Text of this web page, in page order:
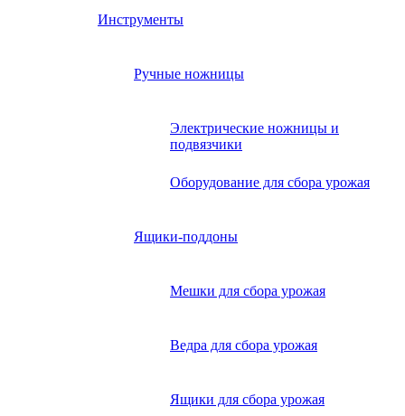
Инструменты
Ручные ножницы
Электрические ножницы и
подвязчики
Оборудование для сбора урожая
Ящики-поддоны
Мешки для сбора урожая
Ведра для сбора урожая
Ящики для сбора урожая